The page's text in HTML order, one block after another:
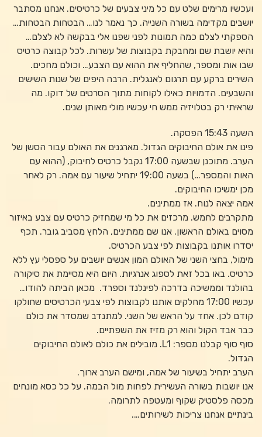
ועכשיו מרימים שלט עם כל מיני צבעים של כרטיסים. אנחנו מסתבר
יושבים מקדימה בשורה השנייה. כך נאמר לנו… הבטחות הבטחות…
הספקתי לצלם כמה תמונות לפני שפנו אלי בבקשה לא לצלם…
והיא יושבת שם ומחבקת בקבוצות של עשרות. לכל קבוצה כרטיס
שבו אות ומספר, שהחליף את ההוא עם הצבע… וכולם מחכים.
השירים ברקע עם תרגום לאנגלית. הרבה היפים של שנות השישים
והשבעים. הדמויות כאילו לקוחות מתוך הסרטים של דוקו. מה
שראיתי רק בטלויזיה ממש חי עכשיו מולי מאותן שנים.
השעה 15:43 הפסקה.
פינו את אולם החיבוקים הגדול. מארגנים את האולם עבור הסשן של
הערב. מתוכנן שבשעה 17:00 נקבל כרטיס לחיבוק, (ההוא עם
האות והמספר…) בשעה 19:00 יתחיל שיעור עם אמה. רק לאחר
מכן ימשיכו החיבוקים.
אמה יצאה לנוח. אז ממתינים.
מתקרבים לחמש. מרכזים את כל מי שמחזיק כרטיס עם צבע באיזור
מסוים באולם הראשון. אנו שם ממתינים, הלחץ מסביב גובר. תכף
יסדרו אותנו בקבוצות לפי צבע הכרטיס.
מימול, בחצי השני של האולם המון אנשים יושבים על ספסלי עץ ללא
כרטיס. באו בכל זאת לספוג אנרגיות. היום היא מסיימת את סיקורה
בהולנד וממשיכה בדרכה לפינלנד וספרד. מכאן הביתה להודו…
עכשיו 17:00 מחלקים אותנו לקבוצות לפי צבעי הכרטיסים שחולקו
קודם לכן. אחד על הראש של השני. למתנדב שמסדר את כולם
כבר אבד הקול והוא רק מזיז את השפתיים.
סוף סוף קבלנו מספר: L1. מובילים את כולם לאולם החיבוקים
הגדול.
הערב יתחיל בשיעור של אמה, ומישם הערב ארוך.
אנו יושבות בשורה העשירית לפחות מול הבמה. על כל כסא מונחים
מכסה פלסטיק שקוף ומעטפה לתרומה.
בינתיים אנחנו צריכות לשירותים….